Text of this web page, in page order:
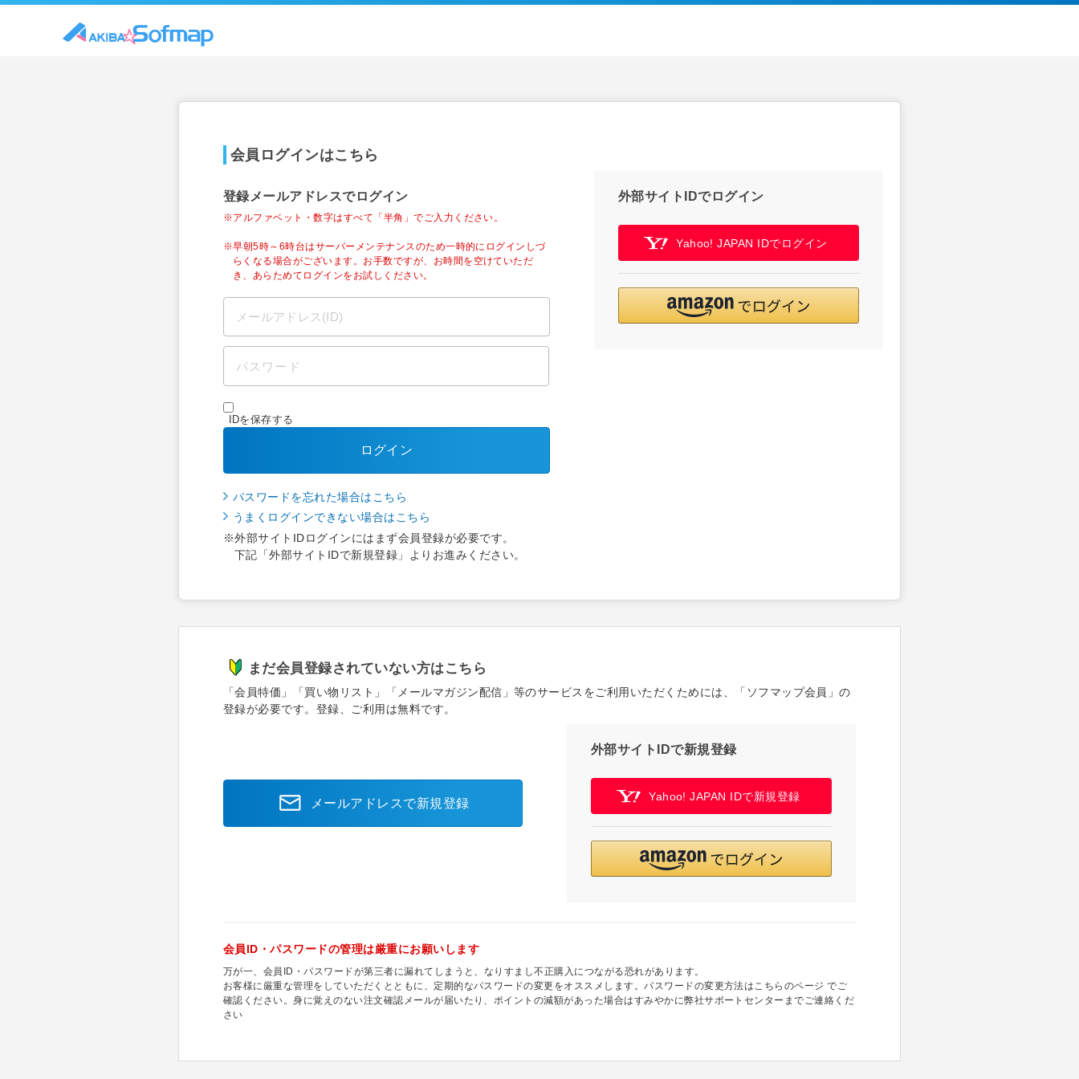
会員ログインはこちら
登録メールアドレスでログイン
※アルファベット・数字はすべて「半角」でご入力ください。
※早朝5時～6時台はサーバーメンテナンスのため一時的にログインしづ
らくなる場合がございます。お手数ですが、お時間を空けていただ
き、あらためてログインをお試しください。
IDを保存する
ログイン
パスワードを忘れた場合はこちら
うまくログインできない場合はこちら
※外部サイトIDログインにはまず会員登録が必要です。
下記「外部サイトIDで新規登録」よりお進みください。
外部サイトIDでログイン
Yahoo! JAPAN IDでログイン
まだ会員登録されていない方はこちら
「会員特価」「買い物リスト」「メールマガジン配信」等のサービスをご利用いただくためには、「ソフマップ会員」の
登録が必要です。登録、ご利用は無料です。
メールアドレスで新規登録
外部サイトIDで新規登録
Yahoo! JAPAN IDで新規登録
会員ID・パスワードの管理は厳重にお願いします
万が一、会員ID・パスワードが第三者に漏れてしまうと、なりすまし不正購入につながる恐れがあります。
お客様に厳重な管理をしていただくとともに、定期的なパスワードの変更をオススメします。パスワードの変更方法はこちらのページ でご
確認ください。身に覚えのない注文確認メールが届いたり、ポイントの減額があった場合はすみやかに弊社サポートセンターまでご連絡くだ
さい